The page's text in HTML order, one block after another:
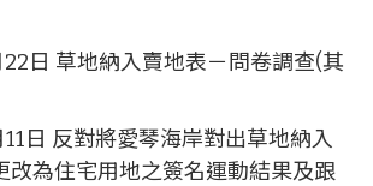
日 草地納入賣地表－問卷調查(其
日 反對將愛琴海岸對出草地納入
改為住宅用地之簽名運動結果及跟